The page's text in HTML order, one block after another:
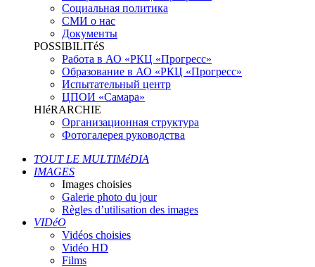
Социальная политика
СМИ о нас
Документы
POSSIBILITéS
Работа в АО «РКЦ «Прогресс»
Образование в АО «РКЦ «Прогресс»
Испытательный центр
ЦПОИ «Самара»
HIéRARCHIE
Организационная структура
Фотогалерея руководства
TOUT LE MULTIMéDIA
IMAGES
Images choisies
Galerie photo du jour
Règles d’utilisation des images
VIDéO
Vidéos choisies
Vidéo HD
Films